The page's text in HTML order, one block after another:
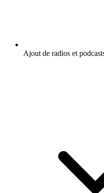
Ajout de radios et